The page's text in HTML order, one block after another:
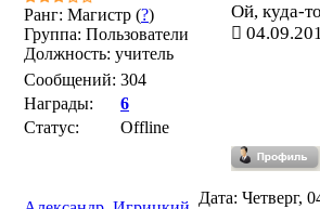
Ранг: Магистр (?)
Группа: Пользователи
Должность: учитель
Сообщений: 304
Награды:
6
Статус:
Offline
Ой, куда-
Дата: Четверг,